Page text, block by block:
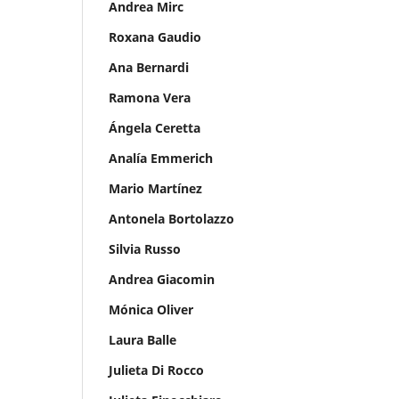
Andrea Mirc
Roxana Gaudio
Ana Bernardi
Ramona Vera
Ángela Ceretta
Analía Emmerich
Mario Martínez
Antonela Bortolazzo
Silvia Russo
Andrea Giacomin
Mónica Oliver
Laura Balle
Julieta Di Rocco